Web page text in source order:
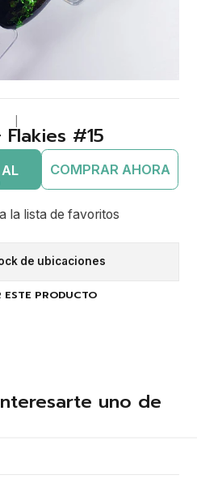
Flakies #15
COMPRAR AHORA
la lista de favoritos
de ubicaciones
ESTE PRODUCTO
uno de